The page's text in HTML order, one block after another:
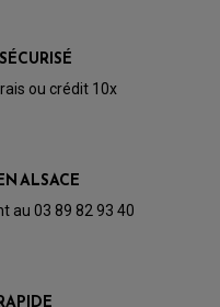
ou crédit 10x
ALSACE
au 03 89 82 93 40